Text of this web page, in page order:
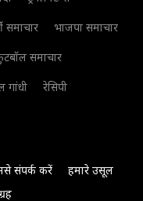
समाचार
भाजपा समाचार
समाचार
गांधी
रेसिपी
संपर्क करें
हमारे उसूल